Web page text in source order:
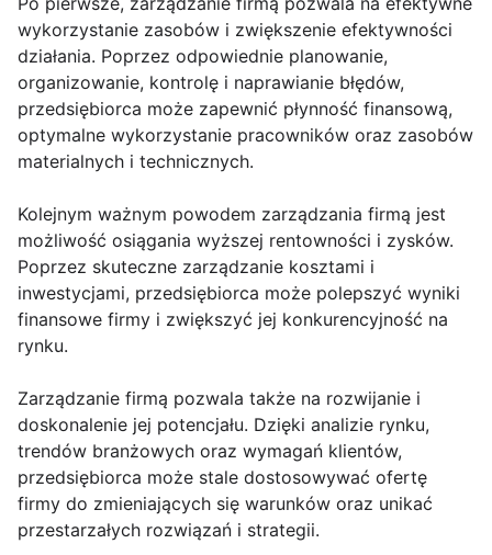
wykorzystanie zasobów i zwiększenie efektywności
działania. Poprzez odpowiednie planowanie,
organizowanie, kontrolę i naprawianie błędów,
przedsiębiorca może zapewnić płynność finansową,
optymalne wykorzystanie pracowników oraz zasobów
materialnych i technicznych.
Kolejnym ważnym powodem zarządzania firmą jest
możliwość osiągania wyższej rentowności i zysków.
Poprzez skuteczne zarządzanie kosztami i
inwestycjami, przedsiębiorca może polepszyć wyniki
finansowe firmy i zwiększyć jej konkurencyjność na
rynku.
Zarządzanie firmą pozwala także na rozwijanie i
doskonalenie jej potencjału. Dzięki analizie rynku,
trendów branżowych oraz wymagań klientów,
przedsiębiorca może stale dostosowywać ofertę
firmy do zmieniających się warunków oraz unikać
przestarzałych rozwiązań i strategii.